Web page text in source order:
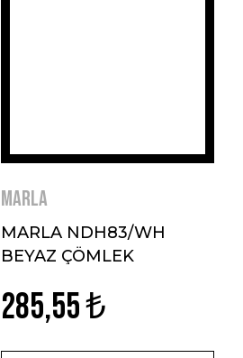
MARLA
MARLA NDH83/WH
BEYAZ ÇÖMLEK
285,55 ₺